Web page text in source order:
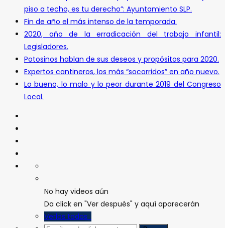
piso a techo, es tu derecho”: Ayuntamiento SLP.
Fin de año el más intenso de la temporada.
2020, año de la erradicación del trabajo infantil:
Legisladores.
Potosinos hablan de sus deseos y propósitos para 2020.
Expertos cantineros, los más “socorridos” en año nuevo.
Lo bueno, lo malo y lo peor durante 2019 del Congreso
Local.
No hay videos aún
Da click en "Ver después" y aquí aparecerán
Verlos todos